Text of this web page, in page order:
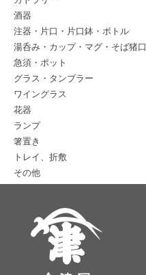
酒器
注器・片口・片口鉢・ボトル
湯呑み・カップ・マグ・そば猪口
急須・ポット
グラス・タンブラー
ワイングラス
花器
ランプ
箸置き
トレイ、折敷
その他